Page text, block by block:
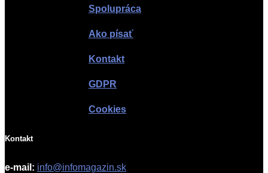
Spolupráca
Ako písať
Kontakt
GDPR
Cookies
Kontakt
e-mail: info@infomagazin.sk